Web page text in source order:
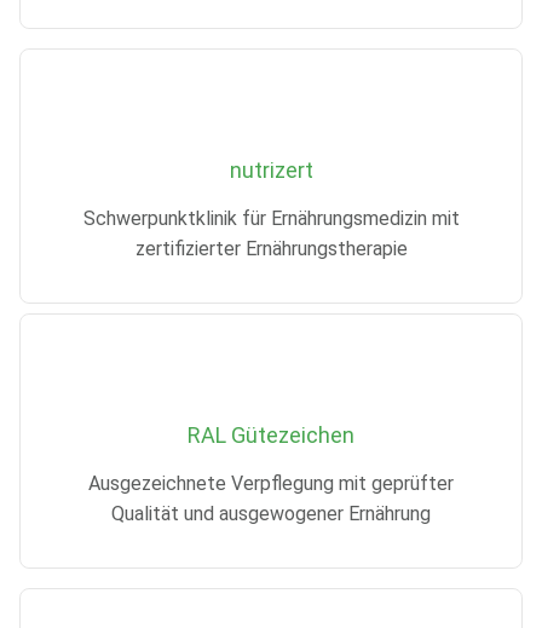
nutrizert
Schwerpunktklinik für Ernährungsmedizin mit
zertifizierter Ernährungstherapie
RAL Gütezeichen
Ausgezeichnete Verpflegung mit geprüfter
Qualität und ausgewogener Ernährung